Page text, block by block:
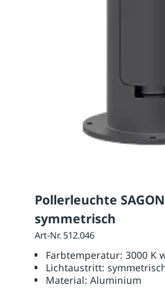
Pollerleuchte
symmetrisch
Art-Nr. 512.046
Farbtemperatur: 3000 K
Lichtaustritt:
Material: Aluminium